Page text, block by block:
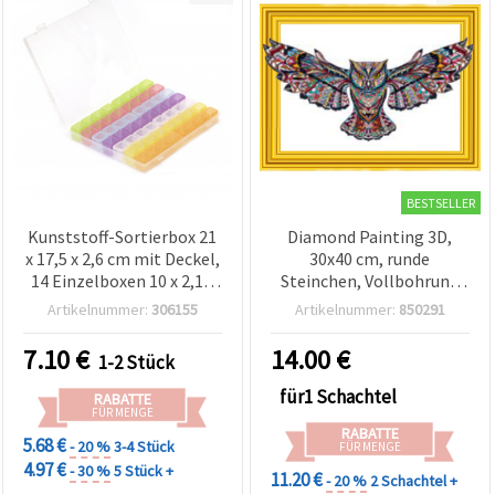
Kunststoff-Sortierbox 21
x 17,5 x 2,6 cm mit Deckel,
14 Einzelboxen 10 x 2,1 x
2,3 cm, jeweils in 4 Fächer
sortiert – für
Bastelbedarf & Perlen
Artikelnummer: 306155
7.10€ 1-2 Stück
RABATTE
FÜR MENGE
5.68 €- 20 %3-4 Stück
4.97 €- 30 %5 Stück +
BESTSELLER
Diamond Painting 3D,
30x40 cm, runde
Steinchen, Vollbohrung
Komplettset mit
LT0258
Artikelnummer: 850291
14.00€
für1 Schachtel
RABATTE
FÜR MENGE
11.20 €- 20 % 2 Schachtel +